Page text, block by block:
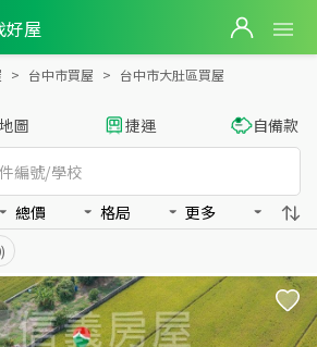
好屋
肚區買房：土地房屋物件出售、房價分析
台中市買屋 台中市大肚區買屋
地圖 捷運 自備款
總價 格局 更多